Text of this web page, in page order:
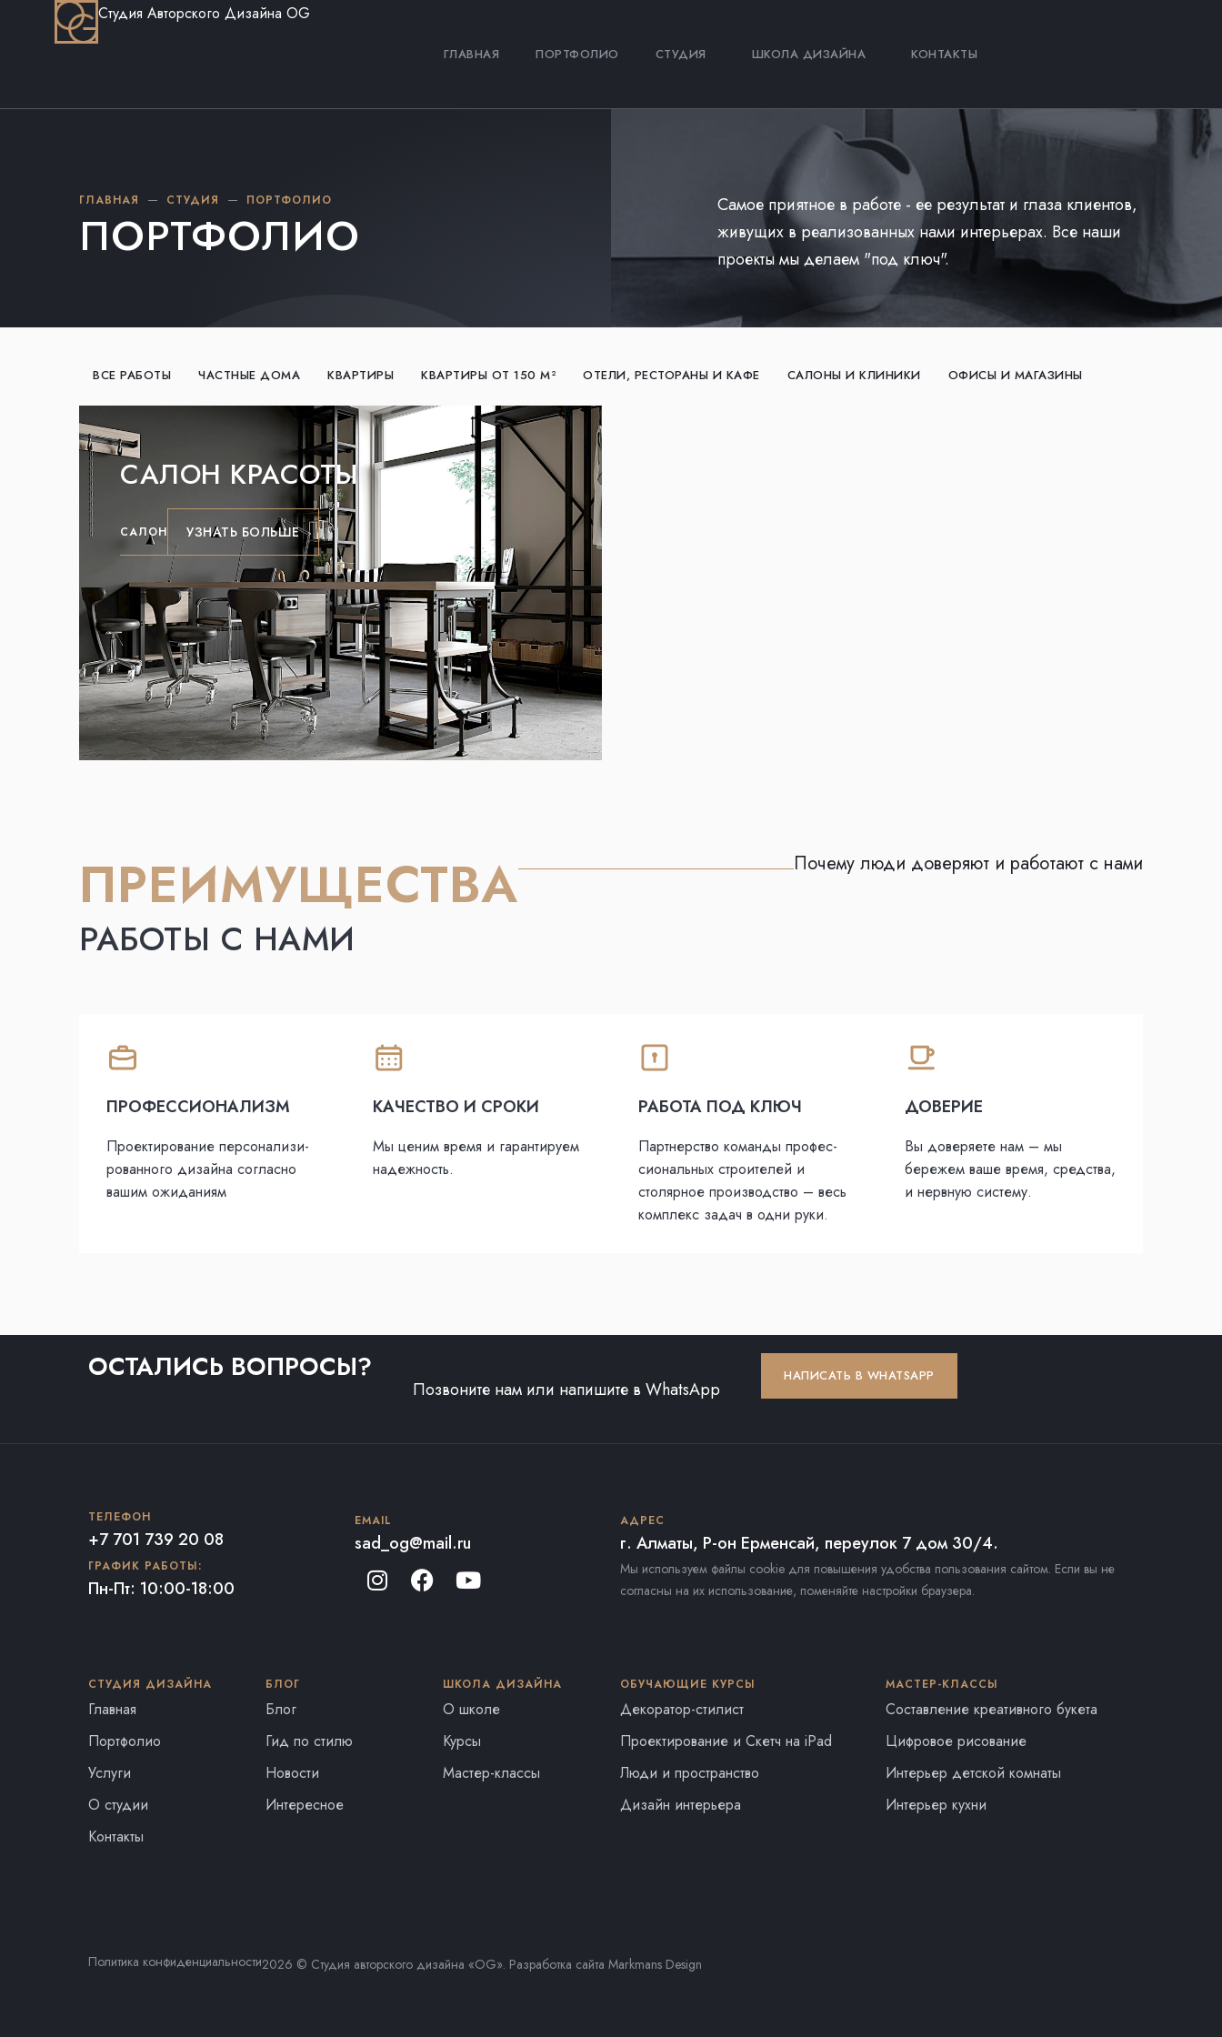
Студия Авторского Дизайна OG
ГЛАВНАЯ ПОРТФОЛИО СТУДИЯ ШКОЛА ДИЗАЙНА КОНТАКТЫ
ГЛАВНАЯ СТУДИЯ ПОРТФОЛИО
ПОРТФОЛИО
Самое приятное в работе - ее результат и глаза клиентов,
живущих в реализованных нами интерьерах. Все наши
проекты мы делаем "под ключ".
ВСЕ РАБОТЫ ЧАСТНЫЕ ДОМА КВАРТИРЫ КВАРТИРЫ ОТ 150 М² ОТЕЛИ, РЕСТОРАНЫ И КАФЕ САЛОНЫ И КЛИНИКИ ОФИСЫ И МАГАЗИНЫ
САЛОН КРАСОТЫ
САЛОН УЗНАТЬ БОЛЬШЕ
ПРЕИМУЩЕСТВА
РАБОТЫ С НАМИ
Почему люди доверяют и работают с нами
ПРОФЕССИОНАЛИЗМ
Проектирование персонализи­
рованного дизайна согласно
вашим ожиданиям
КАЧЕСТВО И СРОКИ
Мы ценим время и гарантируем
надежность.
РАБОТА ПОД КЛЮЧ
Партнерство команды профес­
сиональных строителей и
столярное производство – весь
комплекс задач в одни руки.
ДОВЕРИЕ
Вы доверяете нам – мы
бережем ваше время, средства,
и нервную систему.
ОСТАЛИСЬ ВОПРОСЫ?
Позвоните нам или напишите в WhatsApp
НАПИСАТЬ В WHATSAPP
ТЕЛЕФОН
+7 701 739 20 08
ГРАФИК РАБОТЫ:
Пн-Пт: 10:00-18:00
EMAIL
sad_og@mail.ru
АДРЕС
г. Алматы, Р-он Ерменсай, переулок 7 дом 30/4.
Мы используем файлы cookie для повышения удобства пользования сайтом. Если вы не
согласны на их использование, поменяйте настройки браузера.
СТУДИЯ ДИЗАЙНА
Главная
Портфолио
Услуги
О студии
Контакты
БЛОГ
Блог
Гид по стилю
Новости
Интересное
ШКОЛА ДИЗАЙНА
О школе
Курсы
Мастер-классы
ОБУЧАЮЩИЕ КУРСЫ
Декоратор-стилист
Проектирование и Скетч на iPad
Люди и пространство
Дизайн интерьера
МАСТЕР-КЛАССЫ
Составление креативного букета
Цифровое рисование
Интерьер детской комнаты
Интерьер кухни
Политика конфиденциальности2026 © Студия авторского дизайна «OG». Разработка сайта Markmans Design